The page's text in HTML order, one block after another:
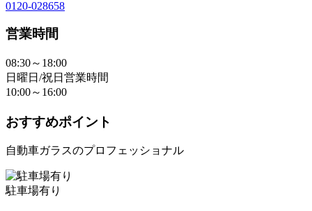
0120-028658
営業時間
08:30～18:00
日曜日/祝日営業時間
10:00～16:00
おすすめポイント
自動車ガラスのプロフェッショナル
駐車場有り